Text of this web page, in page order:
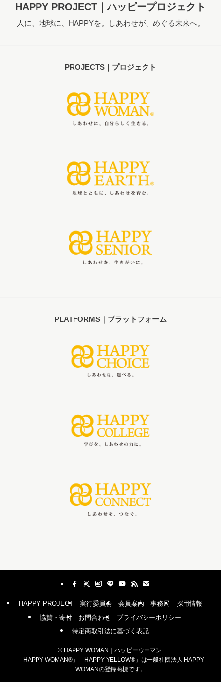
HAPPY PROJECT｜ハッピープロジェクト
人に、地球に、HAPPYを。しあわせが、めぐる未来へ。
PROJECTS｜プロジェクト
PLATFORMS｜プラットフォーム
HAPPY PROJECT 実行委員会 会員案内 事務局
採用情報
協賛・寄付
お問合わせ
プライバシーポリシー
特定商取引法に基づく表記
© HAPPY WOMAN｜ハッピーウーマン.
「HAPPY WOMAN®︎」「HAPPY YELLOW®︎」は一般社団法人 HAPPY
WOMANの登録商標です。